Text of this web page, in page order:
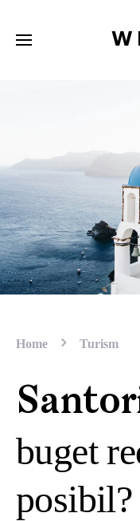
Home Turism
buget
posibil?